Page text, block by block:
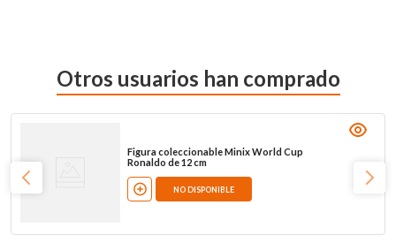
Otros usuarios han comprado
Figura coleccionable Minix World Cup
Ronaldo de 12 cm
NO DISPONIBLE